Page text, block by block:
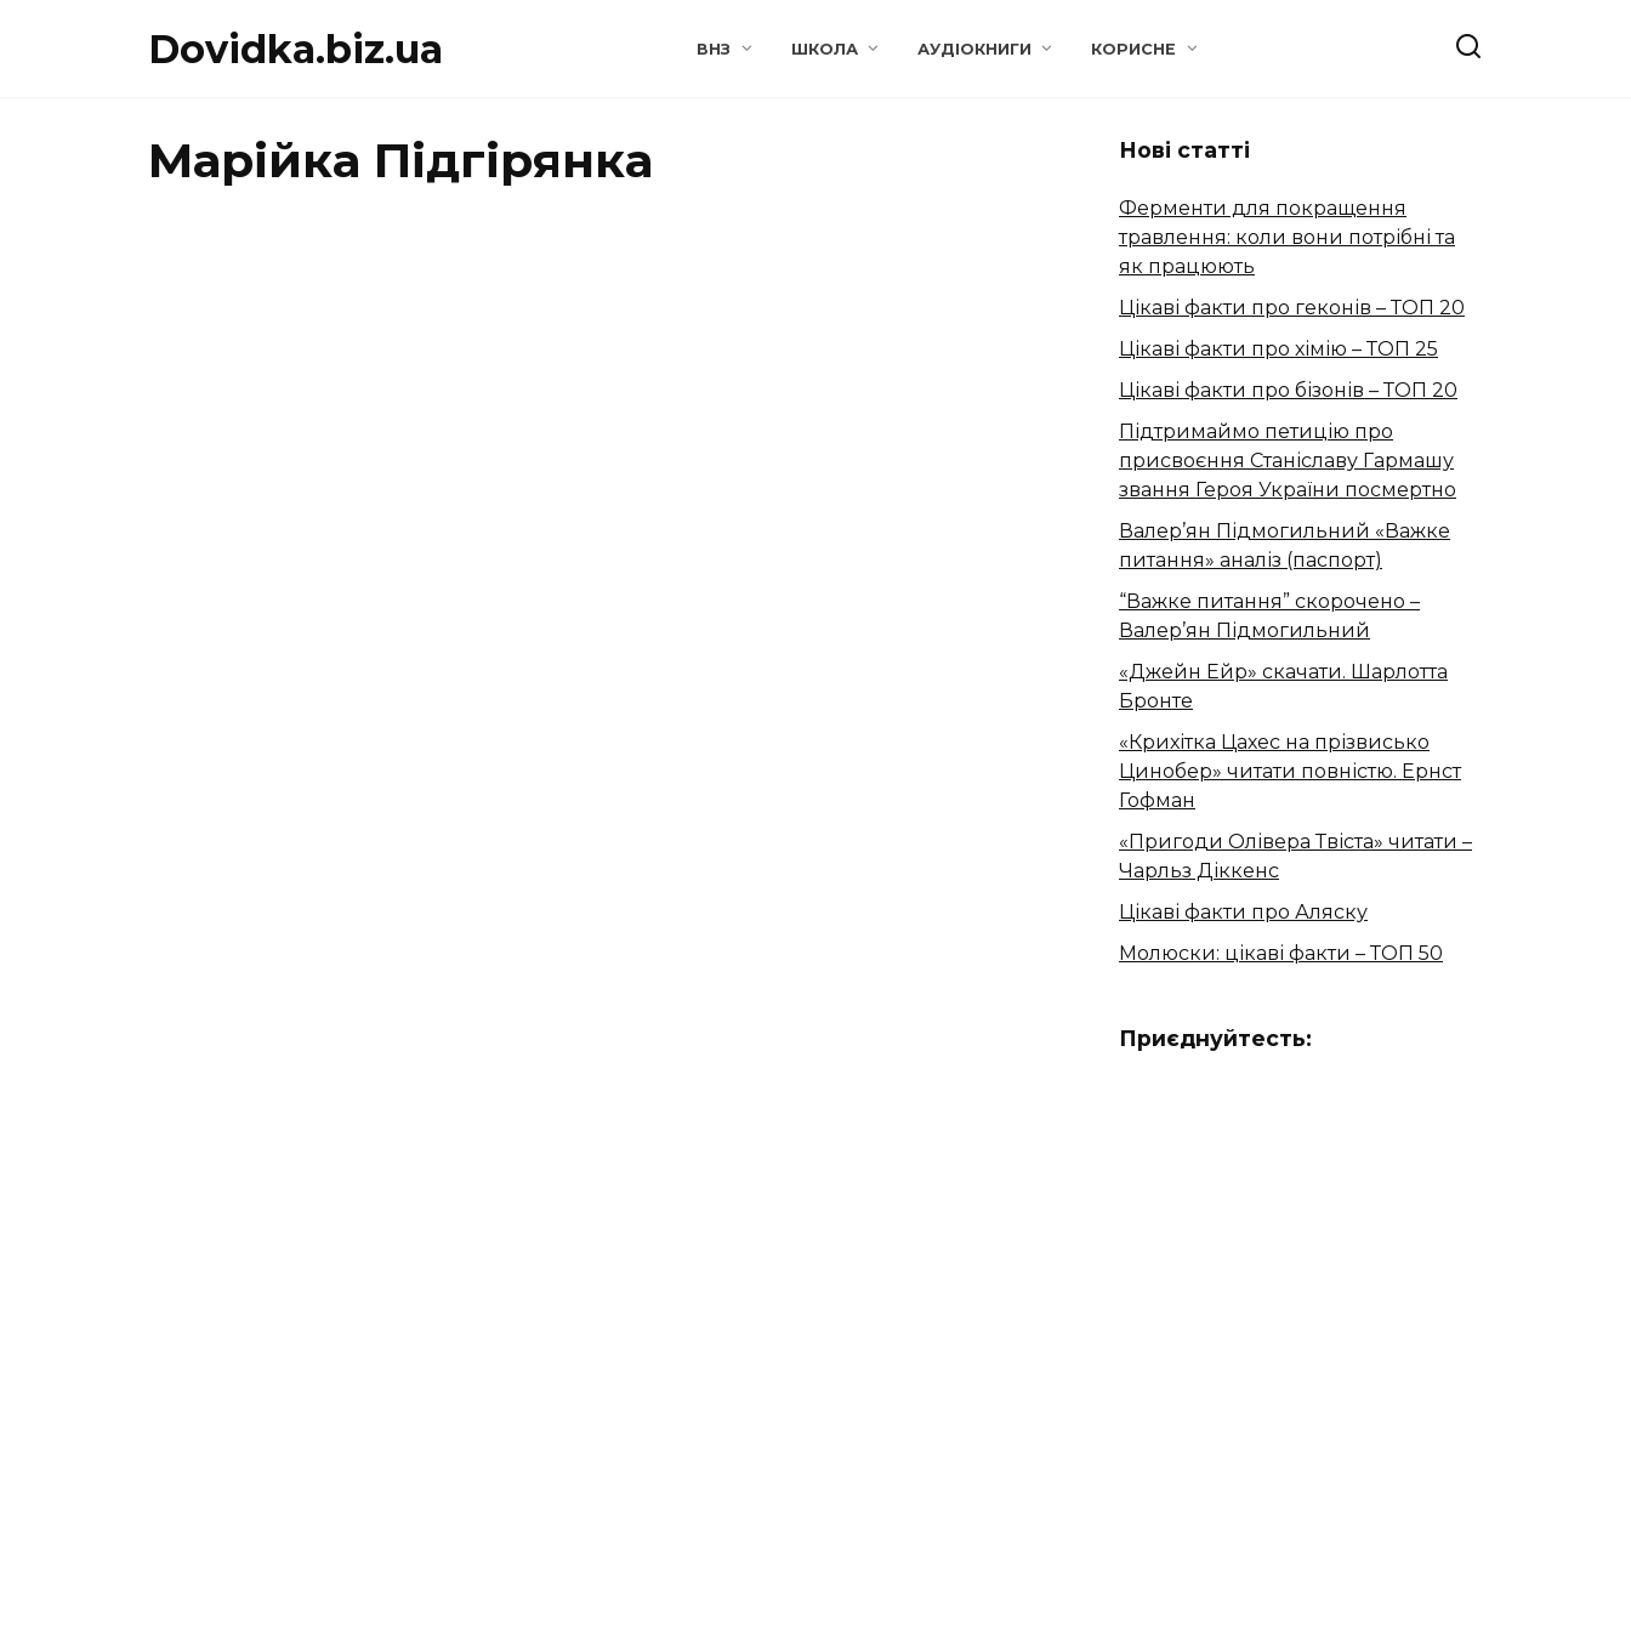
Dovidka.biz.ua ВНЗ ШКОЛА АУДІОКНИГИ КОРИСНЕ
Марійка Підгірянка Нові статті
Ферменти для покращення
травлення: коли вони потрібні та
як працюють
Цікаві факти про геконів – ТОП 20
Цікаві факти про хімію – ТОП 25
Цікаві факти про бізонів – ТОП 20
Підтримаймо петицію про
присвоєння Станіславу Гармашу
звання Героя України посмертно
Валер’ян Підмогильний «Важке
питання» аналіз (паспорт)
“Важке питання” скорочено –
Валер’ян Підмогильний
«Джейн Ейр» скачати. Шарлотта
Бронте
«Крихітка Цахес на прізвисько
Цинобер» читати повністю. Ернст
Гофман
«Пригоди Олівера Твіста» читати –
Чарльз Діккенс
Цікаві факти про Аляску
Молюски: цікаві факти – ТОП 50
Приєднуйтесть: